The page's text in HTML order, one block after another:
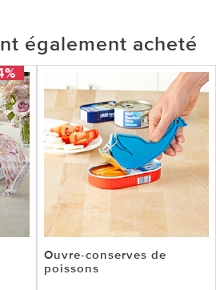
également acheté
Ouvre-conserves de
poissons